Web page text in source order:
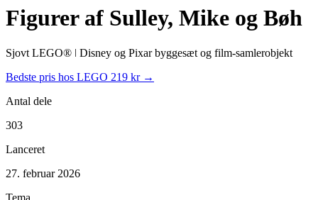
Figurer af Sulley, Mike og Bøh
Sjovt LEGO® ǀ Disney og Pixar byggesæt og film-samlerobjekt
Bedste pris hos LEGO 219 kr →
Antal dele
303
Lanceret
27. februar 2026
Tema